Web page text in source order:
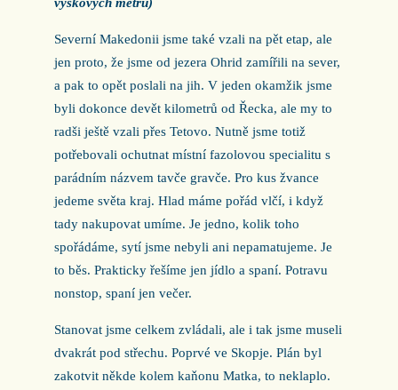
Severní Makedonii jsme také vzali na pět etap, ale
jen proto, že jsme od jezera Ohrid zamířili na sever,
a pak to opět poslali na jih. V jeden okamžik jsme
byli dokonce devět kilometrů od Řecka, ale my to
radši ještě vzali přes Tetovo. Nutně jsme totiž
potřebovali ochutnat místní fazolovou specialitu s
parádním názvem tavče gravče. Pro kus žvance
jedeme světa kraj. Hlad máme pořád vlčí, i když
tady nakupovat umíme. Je jedno, kolik toho
spořádáme, sytí jsme nebyli ani nepamatujeme. Je
to běs. Prakticky řešíme jen jídlo a spaní. Potravu
nonstop, spaní jen večer.
Stanovat jsme celkem zvládali, ale i tak jsme museli
dvakrát pod střechu. Poprvé ve Skopje. Plán byl
zakotvit někde kolem kaňonu Matka, to neklaplo.